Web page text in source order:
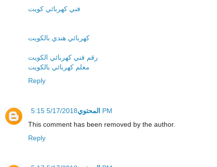
فني كهربائي كويت
كهربائي هندي بالكويت
رقم فني كهربائي الكويت
معلم كهربائي بالكويت
Reply
المحتوي 5/17/2018 5:15 PM
This comment has been removed by the author.
Reply